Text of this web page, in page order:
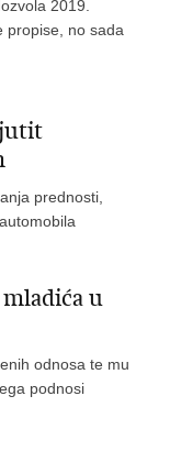
2019.
propise, no sada
prednosti,
u
odnosa te mu
podnosi